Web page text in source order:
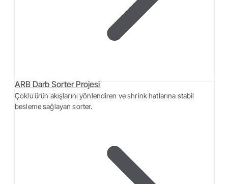
ARB Darb Sorter Projesi
Çoklu ürün akışlarını yönlendiren ve shrink hatlarına stabil
besleme sağlayan sorter.